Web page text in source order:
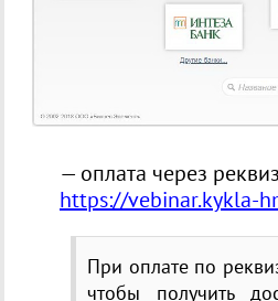
— оплата через
https://vebinar.kykla-
При оплате по
чтобы получить